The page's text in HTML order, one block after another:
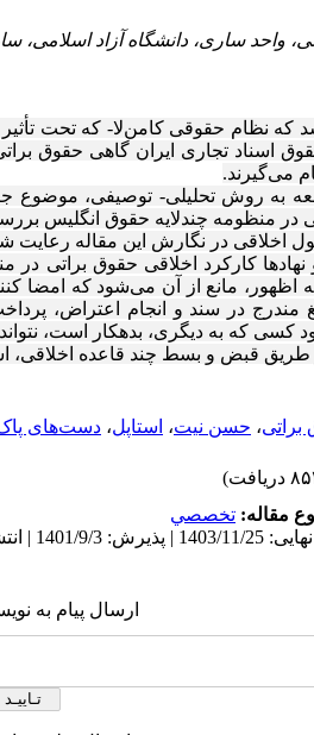
واحد ساری، دانشگاه آزاد اسلامی،
که نظام حقوقیکامن‌لا- که تحت
اسناد تجاری ایران گاهی حقوق
می‌گیرند.
به روش تحلیلی- توصیفی، موضوع
در منظومه چندلایه حقوق انگلیس
اخلاقی در نگارش این مقاله رعایت
کارکرد اخلاقی حقوق براتی در
اظهور، مانع از آن می‌شود که امضا
در سند و انجام اعتراض،
که به دیگری، بدهکار است، نتواند
قبض و بسط چند قاعده اخلاقی،
براتی، حسن نیت، استاپل، دست‌های
مقاله: تخصصي
ارسال پیام به